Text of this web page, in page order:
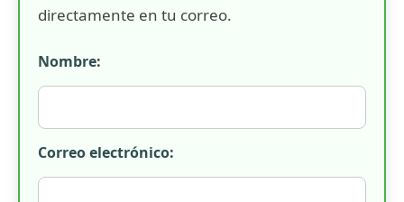
directamente en tu correo.
Nombre:
Correo electrónico: